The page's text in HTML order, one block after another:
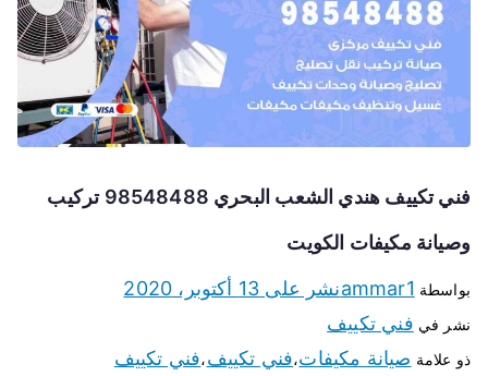
فني تكييف هندي الشعب البحري 98548488 تركيب
وصيانة مكيفات الكويت
بواسطة ammar1نشر على 13 أكتوبر، 2020
نشر في فني تكييف
ذو علامة صيانة مكيفات،فني تكييف،فني تكييف